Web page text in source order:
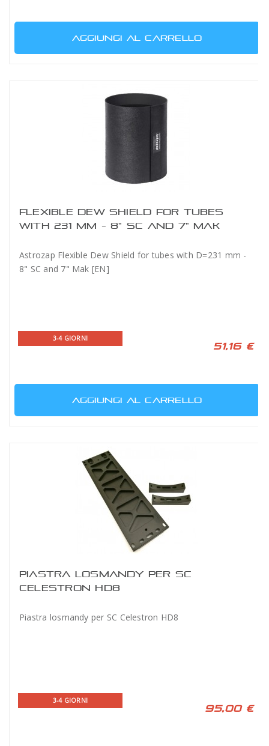
AGGIUNGI AL CARRELLO
FLEXIBLE DEW SHIELD FOR TUBES
WITH 231 MM - 8" SC AND 7" MAK
Astrozap Flexible Dew Shield for tubes with D=231 mm -
8" SC and 7" Mak [EN]
3-4 GIORNI
51,16 €
AGGIUNGI AL CARRELLO
PIASTRA LOSMANDY PER SC
CELESTRON HD8
Piastra losmandy per SC Celestron HD8
3-4 GIORNI
95,00 €